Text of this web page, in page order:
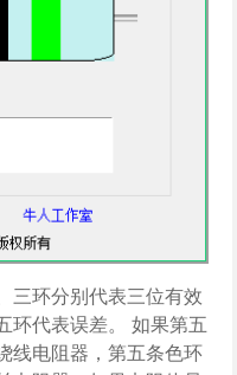
三环分别代表三位有效
环代表误差。 如果第五
线电阻器，第五条色环